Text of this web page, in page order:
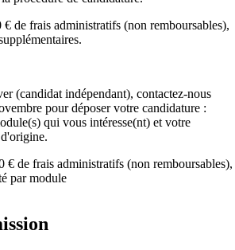
de frais administratifs (non remboursables),
(candidat indépendant), contactez-nous
pour déposer votre candidature :
qui vous intéresse(nt) et votre
€ de frais administratifs (non remboursables),
par module